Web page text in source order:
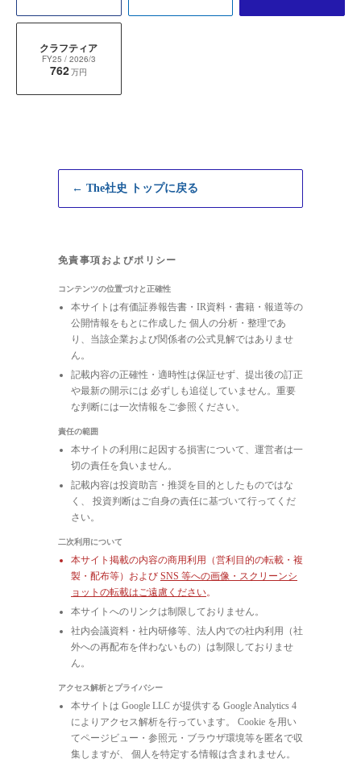
クラフティア
FY25 / 2026/3
762万円
← The社史 トップに戻る
免責事項およびポリシー
コンテンツの位置づけと正確性
本サイトは有価証券報告書・IR資料・書籍・報道等の
公開情報をもとに作成した 個人の分析・整理であ
り、当該企業および関係者の公式見解ではありませ
ん。
記載内容の正確性・適時性は保証せず、提出後の訂正
や最新の開示には 必ずしも追従していません。重要
な判断には一次情報をご参照ください。
責任の範囲
本サイトの利用に起因する損害について、運営者は一
切の責任を負いません。
記載内容は投資助言・推奨を目的としたものではな
く、 投資判断はご自身の責任に基づいて行ってくだ
さい。
二次利用について
本サイト掲載の内容の商用利用（営利目的の転載・複
製・配布等）および SNS 等への画像・スクリーンシ
ョットの転載はご遠慮ください。
本サイトへのリンクは制限しておりません。
社内会議資料・社内研修等、法人内での社内利用（社
外への再配布を伴わないもの）は制限しておりませ
ん。
アクセス解析とプライバシー
本サイトは Google LLC が提供する Google Analytics 4
によりアクセス解析を行っています。 Cookie を用い
てページビュー・参照元・ブラウザ環境等を匿名で収
集しますが、 個人を特定する情報は含まれません。